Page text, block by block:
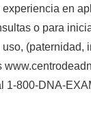
en
o para
(paternidad,
1-800-DNA-